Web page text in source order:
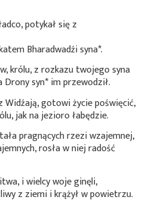
potykał się z
Bharadwadźisyna*.
królu, z rozkazu twojego syna
Dronysyn*im przewodził.
Widźają, gotowi życie poświęcić,
jak na jezioro łabędzie.
pragnących rzezi wzajemnej,
rosła w niej radość
i wielcy woje ginęli,
z ziemi i krążył w powietrzu.